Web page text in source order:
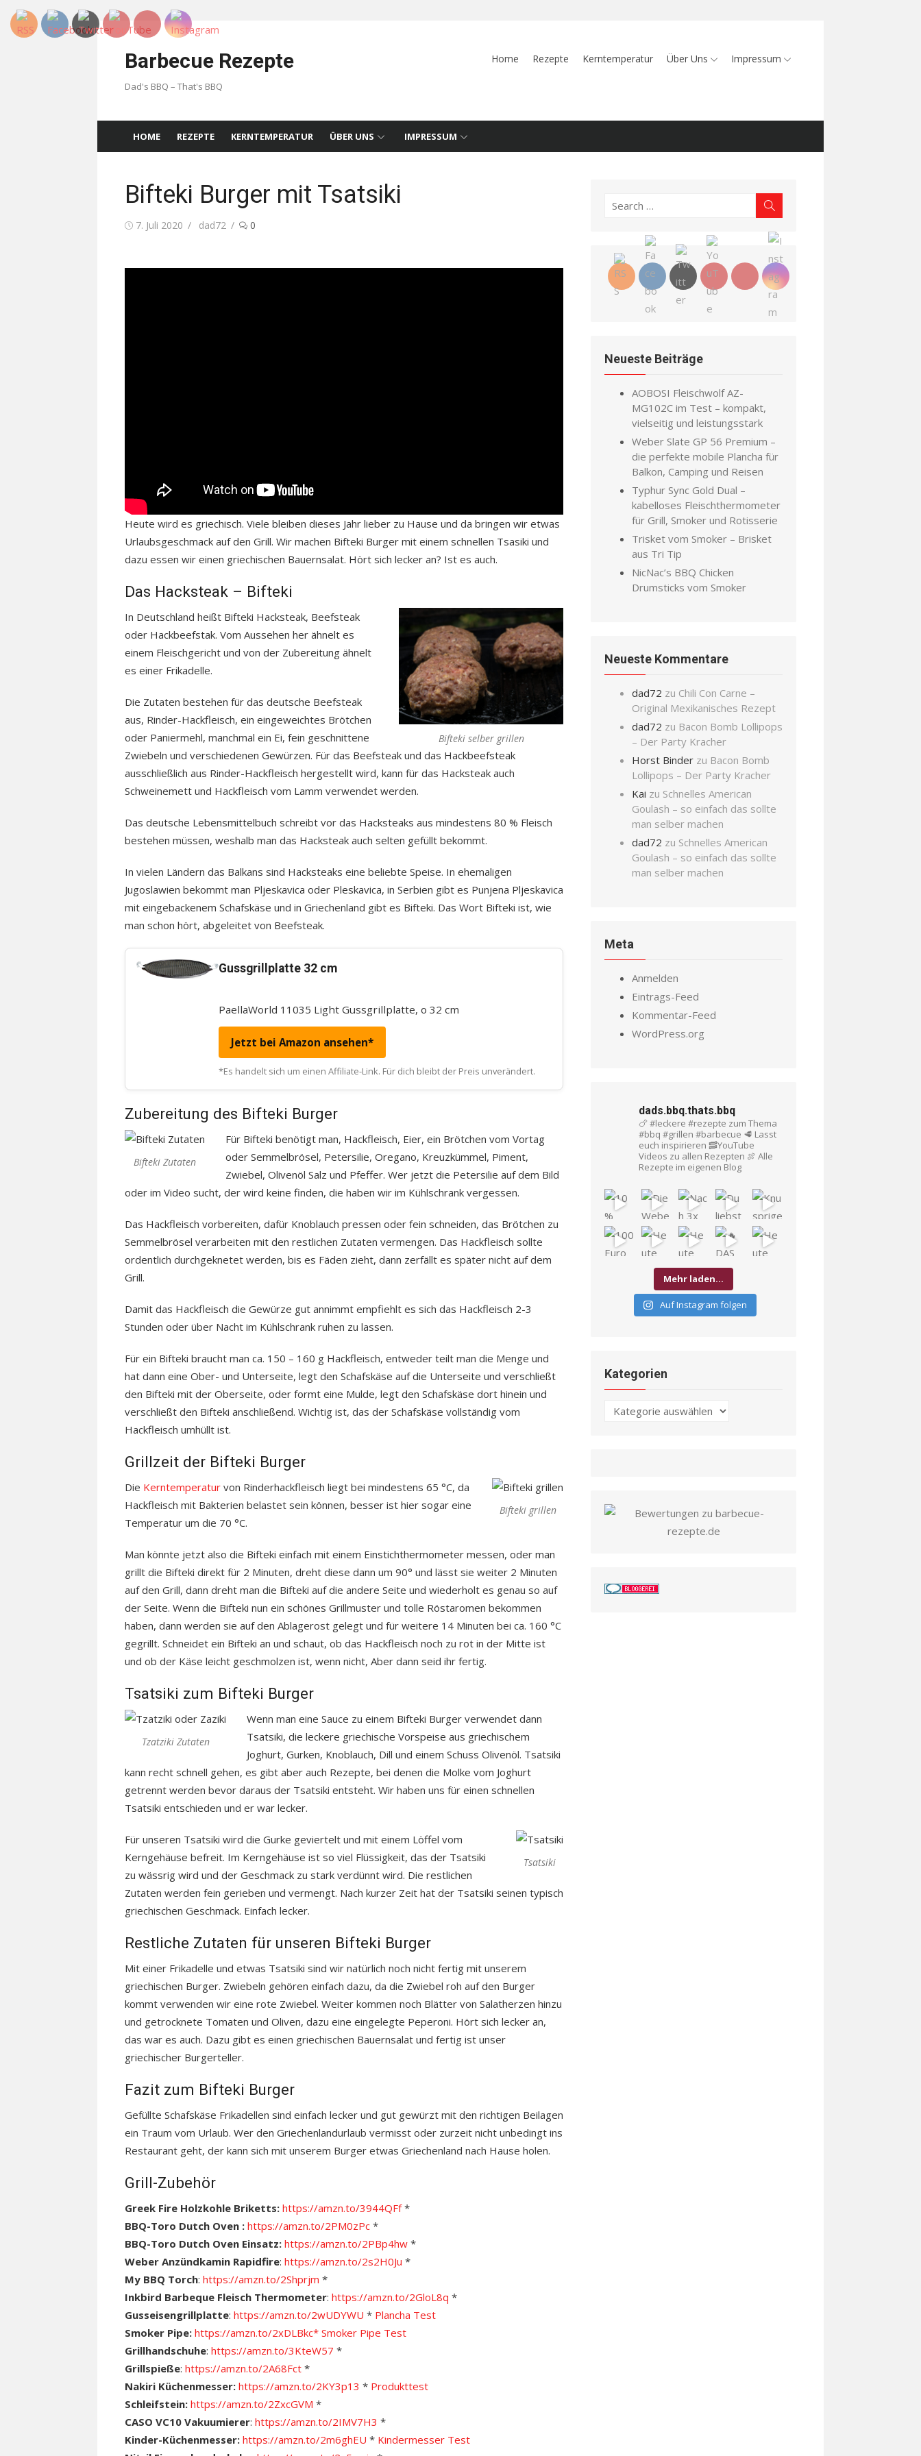
Skip
Barbecue Rezepte
Dad's BBQ – That's BBQ
Home Rezepte Kerntemperatur Über Uns Impressum
HOME REZEPTE KERNTEMPERATUR ÜBER UNS IMPRESSUM
Bifteki Burger mit Tsatsiki
Posted
7. Juli 2020 Author
dad72 0
Heute wird es griechisch. Viele bleiben dieses Jahr lieber zu Hause und da bringen wir etwas
Urlaubsgeschmack auf den Grill. Wir machen Bifteki Burger mit einem schnellen Tsasiki und
dazu essen wir einen griechischen Bauernsalat. Hört sich lecker an? Ist es auch.
Das Hacksteak – Bifteki
Bifteki selber grillen
In Deutschland heißt Bifteki Hacksteak, Beefsteak
oder Hackbeefstak. Vom Aussehen her ähnelt es
einem Fleischgericht und von der Zubereitung ähnelt
es einer Frikadelle.
Die Zutaten bestehen für das deutsche Beefsteak
aus, Rinder-Hackfleisch, ein eingeweichtes Brötchen
oder Paniermehl, manchmal ein Ei, fein geschnittene
Zwiebeln und verschiedenen Gewürzen. Für das Beefsteak und das Hackbeefsteak
ausschließlich aus Rinder-Hackfleisch hergestellt wird, kann für das Hacksteak auch
Schweinemett und Hackfleisch vom Lamm verwendet werden.
Das deutsche Lebensmittelbuch schreibt vor das Hacksteaks aus mindestens 80 % Fleisch
bestehen müssen, weshalb man das Hacksteak auch selten gefüllt bekommt.
In vielen Ländern das Balkans sind Hacksteaks eine beliebte Speise. In ehemaligen
Jugoslawien bekommt man Pljeskavica oder Pleskavica, in Serbien gibt es Punjena Pljeskavica
mit eingebackenem Schafskäse und in Griechenland gibt es Bifteki. Das Wort Bifteki ist, wie
man schon hört, abgeleitet von Beefsteak.
Gussgrillplatte 32 cm
PaellaWorld 11035 Light Gussgrillplatte, o 32 cm
Jetzt bei Amazon ansehen*
*Es handelt sich um einen Affiliate-Link. Für dich bleibt der Preis unverändert.
Zubereitung des Bifteki Burger
Bifteki Zutaten
Für Bifteki benötigt man, Hackfleisch, Eier, ein Brötchen vom Vortag
oder Semmelbrösel, Petersilie, Oregano, Kreuzkümmel, Piment,
Zwiebel, Olivenöl Salz und Pfeffer. Wer jetzt die Petersilie auf dem Bild
oder im Video sucht, der wird keine finden, die haben wir im Kühlschrank vergessen.
Das Hackfleisch vorbereiten, dafür Knoblauch pressen oder fein schneiden, das Brötchen zu
Semmelbrösel verarbeiten mit den restlichen Zutaten vermengen. Das Hackfleisch sollte
ordentlich durchgeknetet werden, bis es Fäden zieht, dann zerfällt es später nicht auf dem
Grill.
Damit das Hackfleisch die Gewürze gut annimmt empfiehlt es sich das Hackfleisch 2-3
Stunden oder über Nacht im Kühlschrank ruhen zu lassen.
Für ein Bifteki braucht man ca. 150 – 160 g Hackfleisch, entweder teilt man die Menge und
hat dann eine Ober- und Unterseite, legt den Schafskäse auf die Unterseite und verschließt
den Bifteki mit der Oberseite, oder formt eine Mulde, legt den Schafskäse dort hinein und
verschließt den Bifteki anschließend. Wichtig ist, das der Schafskäse vollständig vom
Hackfleisch umhüllt ist.
Grillzeit der Bifteki Burger
Bifteki grillen
Die Kerntemperatur von Rinderhackfleisch liegt bei mindestens 65 °C, da
Hackfleisch mit Bakterien belastet sein können, besser ist hier sogar eine
Temperatur um die 70 °C.
Man könnte jetzt also die Bifteki einfach mit einem Einstichthermometer messen, oder man
grillt die Bifteki direkt für 2 Minuten, dreht diese dann um 90° und lässt sie weiter 2 Minuten
auf den Grill, dann dreht man die Bifteki auf die andere Seite und wiederholt es genau so auf
der Seite. Wenn die Bifteki nun ein schönes Grillmuster und tolle Röstaromen bekommen
haben, dann werden sie auf den Ablagerost gelegt und für weitere 14 Minuten bei ca. 160 °C
gegrillt. Schneidet ein Bifteki an und schaut, ob das Hackfleisch noch zu rot in der Mitte ist
und ob der Käse leicht geschmolzen ist, wenn nicht, Aber dann seid ihr fertig.
Tsatsiki zum Bifteki Burger
Tzatziki Zutaten
Wenn man eine Sauce zu einem Bifteki Burger verwendet dann
Tsatsiki, die leckere griechische Vorspeise aus griechischem
Joghurt, Gurken, Knoblauch, Dill und einem Schuss Olivenöl. Tsatsiki
kann recht schnell gehen, es gibt aber auch Rezepte, bei denen die Molke vom Joghurt
getrennt werden bevor daraus der Tsatsiki entsteht. Wir haben uns für einen schnellen
Tsatsiki entschieden und er war lecker.
Tsatsiki
Für unseren Tsatsiki wird die Gurke geviertelt und mit einem Löffel vom
Kerngehäuse befreit. Im Kerngehäuse ist so viel Flüssigkeit, das der Tsatsiki
zu wässrig wird und der Geschmack zu stark verdünnt wird. Die restlichen
Zutaten werden fein gerieben und vermengt. Nach kurzer Zeit hat der Tsatsiki seinen typisch
griechischen Geschmack. Einfach lecker.
Restliche Zutaten für unseren Bifteki Burger
Mit einer Frikadelle und etwas Tsatsiki sind wir natürlich noch nicht fertig mit unserem
griechischen Burger. Zwiebeln gehören einfach dazu, da die Zwiebel roh auf den Burger
kommt verwenden wir eine rote Zwiebel. Weiter kommen noch Blätter von Salatherzen hinzu
und getrocknete Tomaten und Oliven, dazu eine eingelegte Peperoni. Hört sich lecker an,
das war es auch. Dazu gibt es einen griechischen Bauernsalat und fertig ist unser
griechischer Burgerteller.
Fazit zum Bifteki Burger
Gefüllte Schafskäse Frikadellen sind einfach lecker und gut gewürzt mit den richtigen Beilagen
ein Traum vom Urlaub. Wer den Griechenlandurlaub vermisst oder zurzeit nicht unbedingt ins
Restaurant geht, der kann sich mit unserem Burger etwas Griechenland nach Hause holen.
Grill-Zubehör
Greek Fire Holzkohle Briketts: https://amzn.to/3944QFf*
BBQ-Toro Dutch Oven : https://amzn.to/2PM0zPc *
BBQ-Toro Dutch Oven Einsatz: https://amzn.to/2PBp4hw *
Weber Anzündkamin Rapidfire: https://amzn.to/2s2H0Ju *
My BBQ Torch: https://amzn.to/2Shprjm *
Inkbird Barbeque Fleisch Thermometer: https://amzn.to/2GloL8q *
Gusseisengrillplatte: https://amzn.to/2wUDYWU * Plancha Test
Smoker Pipe: https://amzn.to/2xDLBkc* Smoker Pipe Test
Grillhandschuhe: https://amzn.to/3KteW57 *
Grillspieße: https://amzn.to/2A68Fct *
Nakiri Küchenmesser: https://amzn.to/2KY3p13 * Produkttest
Schleifstein: https://amzn.to/2ZxcGVM *
CASO VC10 Vakuumierer: https://amzn.to/2IMV7H3 *
Kinder-Küchenmesser: https://amzn.to/2m6ghEU * Kindermesser Test
Search
Neueste Beiträge
AOBOSI Fleischwolf AZ-
MG102C im Test – kompakt,
vielseitig und leistungsstark
Weber Slate GP 56 Premium –
die perfekte mobile Plancha für
Balkon, Camping und Reisen
Typhur Sync Gold Dual –
kabelloses Fleischthermometer
für Grill, Smoker und Rotisserie
Trisket vom Smoker – Brisket
aus Tri Tip
NicNac’s BBQ Chicken
Drumsticks vom Smoker
Neueste Kommentare
dad72 zu Chili Con Carne –
Original Mexikanisches Rezept
dad72 zu Bacon Bomb Lollipops
– Der Party Kracher
Horst Binder zu Bacon Bomb
Lollipops – Der Party Kracher
Kai zu Schnelles American
Goulash – so einfach das sollte
man selber machen
dad72 zu Schnelles American
Goulash – so einfach das sollte
man selber machen
Meta
Anmelden
Eintrags-Feed
Kommentar-Feed
WordPress.org
dads.bbq.thats.bbq
🍗 #leckere #rezepte zum Thema
#bbq #grillen #barbecue 🥩 Lasst
euch inspirieren 🥓YouTube
Videos zu allen Rezepten 🍖 Alle
Rezepte im eigenen Blog
Mehr laden…
Auf Instagram folgen
Kategorien
Kategorien